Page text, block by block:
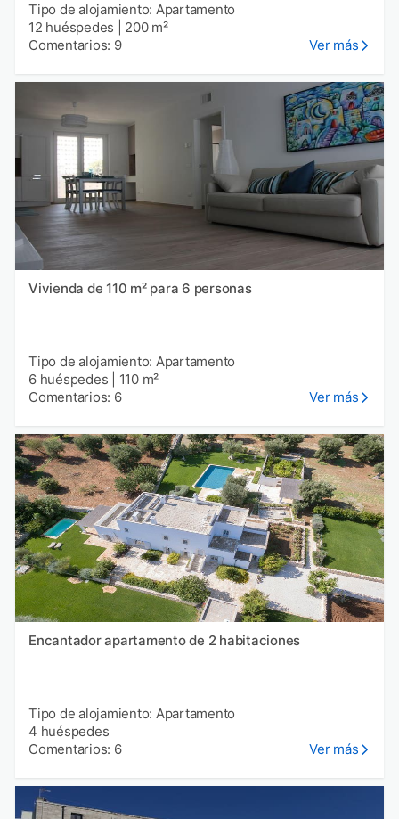
Tipo de alojamiento: Apartamento
12 huéspedes
200 m²
Comentarios: 9
Ver más
Vivienda de 110 m² para 6 personas
Tipo de alojamiento: Apartamento
6 huéspedes
110 m²
Comentarios: 6
Ver más
Encantador apartamento de 2 habitaciones
Tipo de alojamiento: Apartamento
4 huéspedes
Comentarios: 6
Ver más